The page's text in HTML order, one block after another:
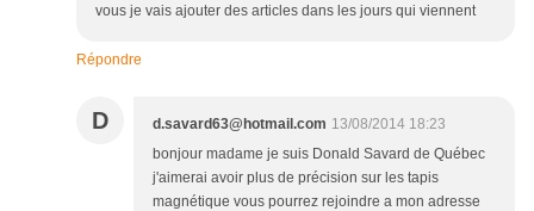
vous je vais ajouter des articles dans les jours qui viennent
Répondre
D d.savard63@hotmail.com 13/08/2014 18:23
bonjour madame je suis Donald Savard de Québec
j'aimerai avoir plus de précision sur les tapis
magnétique vous pourrez rejoindre a mon adresse